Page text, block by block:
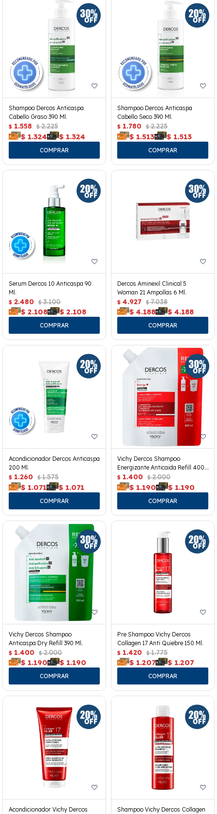
Shampoo Dercos Anticaspa
Cabello Graso 390 Ml.
$ 1.558 $ 2.225
$ 1.324 $ 1.324
Shampoo Dercos Anticaspa
Cabello Seco 390 Ml.
$ 1.780 $ 2.225
$ 1.513 $ 1.513
Serum Dercos 10 Anticaspa 90
Ml.
$ 2.480 $ 3.100
$ 2.108 $ 2.108
Dercos Aminexil Clinical 5
Woman 21 Ampollas 6 Ml.
$ 4.927 $ 7.038
$ 4.188 $ 4.188
Acondicionador Dercos Anticaspa
200 Ml.
$ 1.260 $ 1.575
$ 1.071 $ 1.071
Vichy Dercos Shampoo
Energizante Anticaida Refill 400
Ml.
$ 1.400 $ 2.000
$ 1.190 $ 1.190
Vichy Dercos Shampoo
Anticaspa Dry Refill 390 Ml.
$ 1.400 $ 2.000
$ 1.190 $ 1.190
Pre Shampoo Vichy Dercos
Collagen 17 Anti Quiebre 150 Ml.
$ 1.420 $ 1.775
$ 1.207 $ 1.207
Acondicionador Vichy Dercos
Shampoo Vichy Dercos Collagen